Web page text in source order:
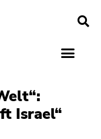
Israel“